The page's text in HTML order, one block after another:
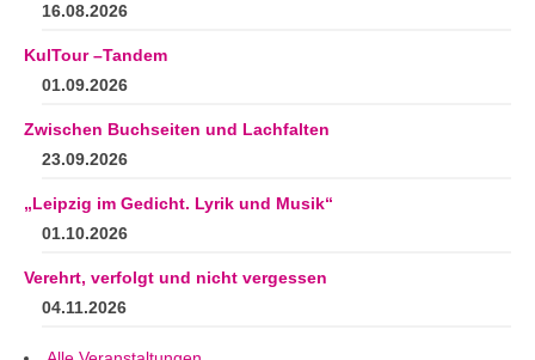
16.08.2026
KulTour –Tandem
01.09.2026
Zwischen Buchseiten und Lachfalten
23.09.2026
„Leipzig im Gedicht. Lyrik und Musik“
01.10.2026
Verehrt, verfolgt und nicht vergessen
04.11.2026